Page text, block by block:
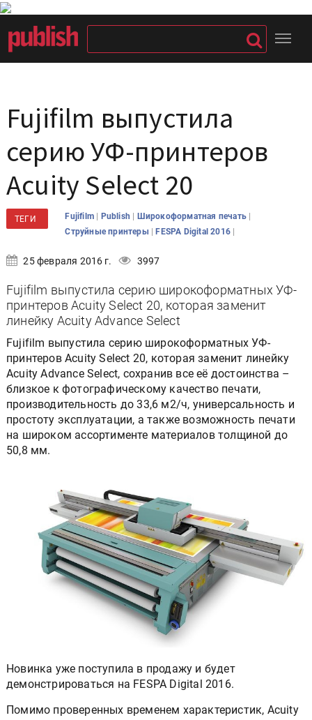
Fujifilm выпустила
серию УФ-принтеров
Acuity Select 20
ТЕГИ Fujifilm | Publish | Широкоформатная печать |
Струйные принтеры |FESPA Digital 2016 |
25 февраля 2016 г. 3997
Fujifilm выпустила серию широкоформатных УФ-
принтеров Acuity Select 20, которая заменит
линейку Acuity Advance Select
Fujifilm выпустила серию широкоформатных УФ-
принтеров Acuity Select 20, которая заменит линейку
Acuity Advance Select, сохранив все её достоинства –
близкое к фотографическому качество печати,
производительность до 33,6 м2/ч, универсальность и
простоту эксплуатации, а также возможность печати
на широком ассортименте материалов толщиной до
50,8 мм.
Новинка уже поступила в продажу и будет
демонстрироваться на FESPA Digital 2016.
Помимо проверенных временем характеристик, Acuity